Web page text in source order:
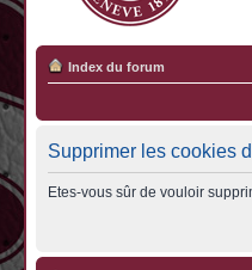
Index du forum
Supprimer les cookies
Etes-vous sûr de vouloir